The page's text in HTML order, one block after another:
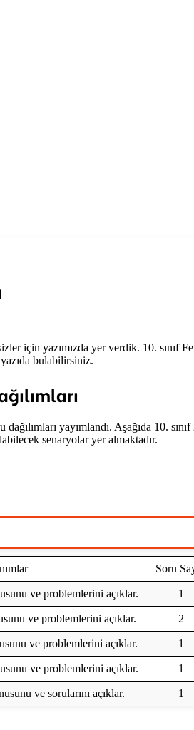
için yazımızda yer verdik. 10. sınıf
yazıda bulabilirsiniz.
yayımlandı. Aşağıda 10. sınıf
senaryolar yer almaktadır.
Soru
ve problemlerini açıklar. 1
ve problemlerini açıklar. 2
ve problemlerini açıklar. 1
ve problemlerini açıklar. 1
ve sorularını açıklar. 1